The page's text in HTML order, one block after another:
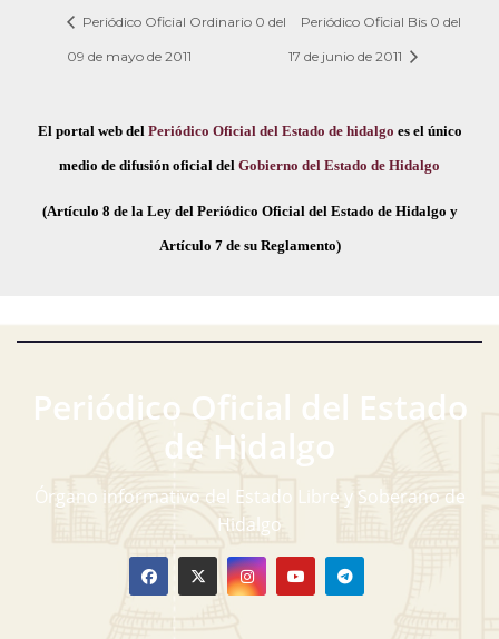
Periódico Oficial Ordinario 0 del
09 de mayo de 2011
Periódico Oficial Bis 0 del
17 de junio de 2011
El portal web del Periódico Oficial del Estado de hidalgo es el único
medio de difusión oficial del Gobierno del Estado de Hidalgo
(Artículo 8 de la Ley del Periódico Oficial del Estado de Hidalgo y
Artículo 7 de su Reglamento)
Periódico Oficial del Estado
de Hidalgo
Órgano informativo del Estado Libre y Soberano de
Hidalgo